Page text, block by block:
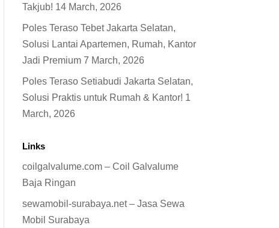
Takjub! 14 March, 2026
Poles Teraso Tebet Jakarta Selatan,
Solusi Lantai Apartemen, Rumah, Kantor
Jadi Premium 7 March, 2026
Poles Teraso Setiabudi Jakarta Selatan,
Solusi Praktis untuk Rumah & Kantor! 1
March, 2026
Links
coilgalvalume.com – Coil Galvalume
Baja Ringan
sewamobil-surabaya.net – Jasa Sewa
Mobil Surabaya